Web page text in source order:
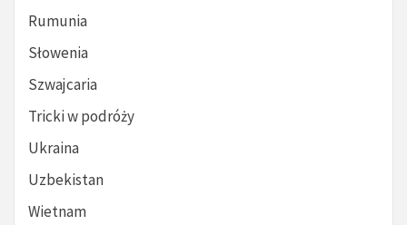
Rumunia
Słowenia
Szwajcaria
Tricki w podróży
Ukraina
Uzbekistan
Wietnam